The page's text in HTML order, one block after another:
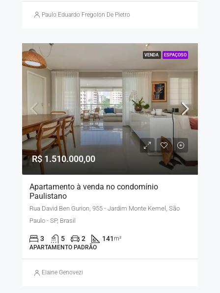
Paulo Eduardo Fregolon De Pietro
VENDA ESPAÇOSO
R$ 1.510.000,00
Apartamento à venda no condomínio
Paulistano
Rua David Ben Gurion, 955 - Jardim Monte Kemel, São
Paulo - SP, Brasil
3 5 2 141m²
APARTAMENTO PADRÃO
Elaine Genovezi